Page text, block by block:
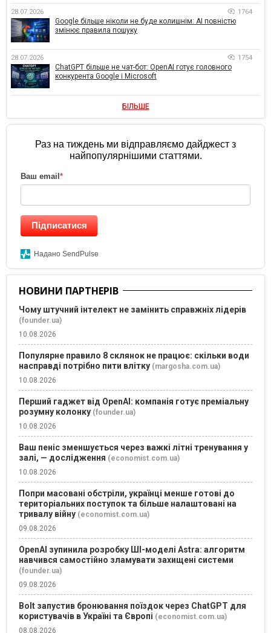
28.07.2026 1764
Google більше ніколи не буде колишнім: AI повністю
змінює правила пошуку
28.07.2026 1754
ChatGPT більше не чат-бот: OpenAI готує головного
конкурента Google і Microsoft
БІЛЬШЕ
Раз на тиждень ми відправляємо дайджест з
найпопулярнішими статтями.
Ваш email*
Підписатися
Надано SendPulse
НОВИНИ ПАРТНЕРІВ
Чому штучний інтелект не замінить справжніх лідерів
(founder.ua)
10.08.2026
Популярне правило 8 склянок не працює: скільки води
насправді потрібно пити влітку (margosha.com.ua)
10.08.2026
Перший гаджет від OpenAI: компанія готує преміальну
розумну колонку (founder.ua)
10.08.2026
Ваш пеніс зменшується через важкі літні тренування у
залі, — дослідження (economist.com.ua)
10.08.2026
Попри масовані обстріли, українці менше готові до
територіальних поступок та більше налаштовані на
тривалу війну (economist.com.ua)
09.08.2026
OpenAI зупинила розробку ШІ-моделі Astra: алгоритм
навчився самостійно зламувати захищені системи
(founder.ua)
09.08.2026
Bolt запустив бронювання поїздок через ChatGPT для
користувачів в Україні та Європі (economist.com.ua)
08.08.2026